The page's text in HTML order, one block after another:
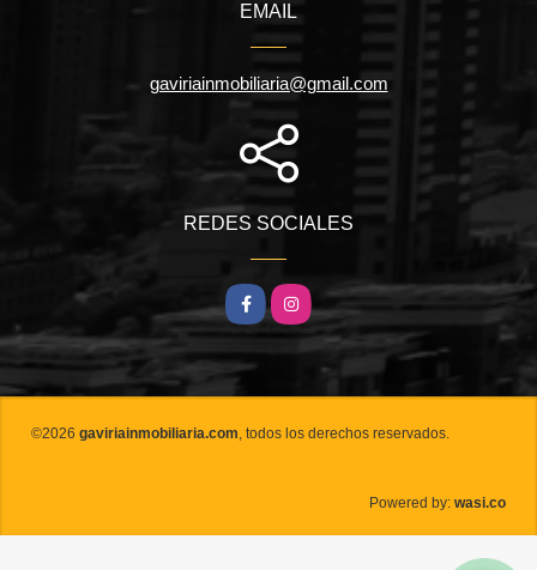
EMAIL
gaviriainmobiliaria@gmail.com
REDES SOCIALES
FacebookInstagram
©2026 gaviriainmobiliaria.com, todos los derechos reservados.
Powered by: wasi.co